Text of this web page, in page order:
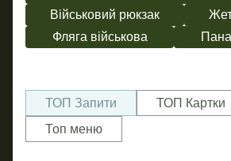
Військовий рюкзак
Фляга військова
ТОП Запити
ТОП Картки
Топ меню